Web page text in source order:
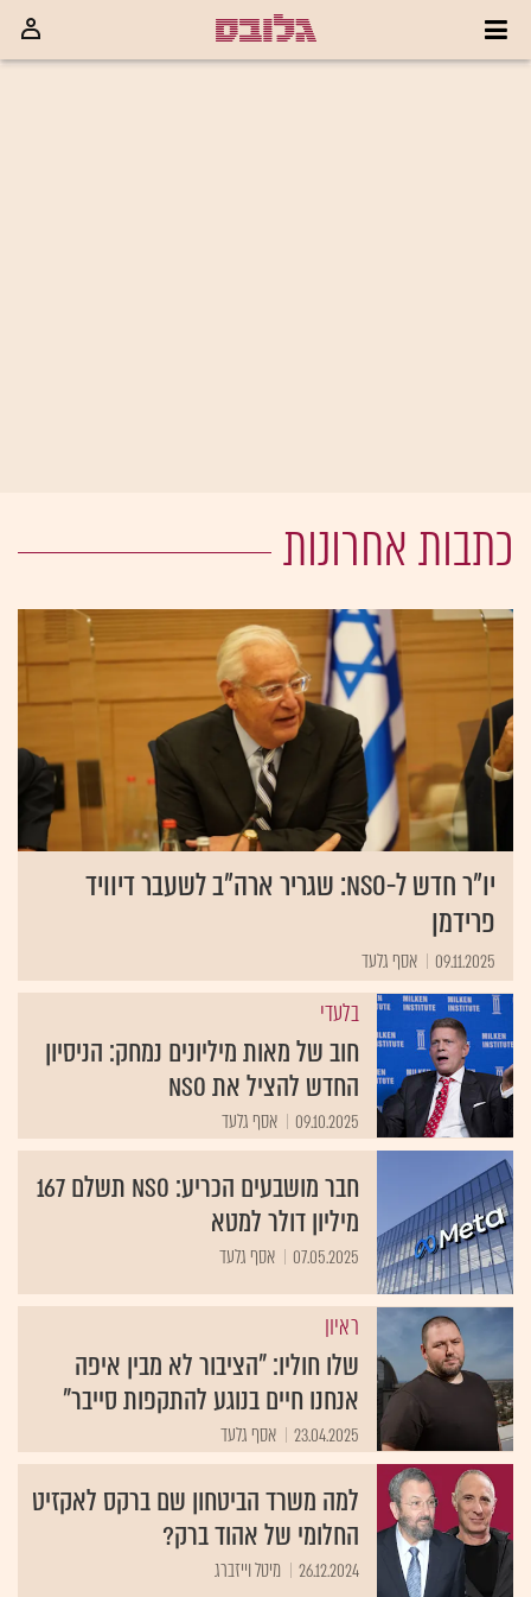
כתבות אחרונות
יו"ר חדש ל-NSO: שגריר ארה"ב לשעבר דיוויד
פרידמן
09.11.2025 אסף גלעד
בלעדי
חוב של מאות מיליונים נמחק: הניסיון
החדש להציל את NSO
09.10.2025 אסף גלעד
חבר מושבעים הכריע: NSO תשלם 167
מיליון דולר למטא
07.05.2025 אסף גלעד
ראיון
שלו חוליו: "הציבור לא מבין איפה
אנחנו חיים בנוגע להתקפות סייבר"
23.04.2025 אסף גלעד
למה משרד הביטחון שם ברקס לאקזיט
החלומי של אהוד ברק?
26.12.2024 מיטל וייזברג